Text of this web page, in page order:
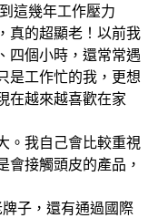
這幾年工作壓力
真的超顯老！以前我
四個小時，還常常遇
是工作忙的我，更想
在越來越喜歡在家
。我自己會比較重視
會接觸頭皮的產品，
牌子，還有通過國際